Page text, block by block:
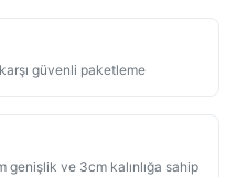
güvenli paketleme
genişlik ve 3cm kalınlığa sahip